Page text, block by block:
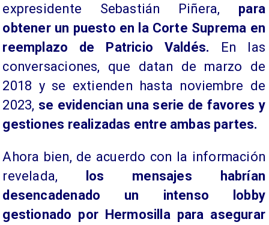
expresidente Sebastián Piñera, para
obtener un puesto en la Corte Suprema en
reemplazo de Patricio Valdés. En las
conversaciones, que datan de marzo de
2018 y se extienden hasta noviembre de
2023, se evidencian una serie de favores y
gestiones realizadas entre ambas partes.
Ahora bien, de acuerdo con la información
revelada, los mensajes habrían
desencadenado un intenso lobby
gestionado por Hermosilla para asegurar